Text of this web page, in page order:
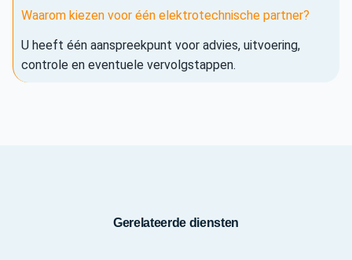
Waarom kiezen voor één elektrotechnische partner?
U heeft één aanspreekpunt voor advies, uitvoering,
controle en eventuele vervolgstappen.
Gerelateerde diensten